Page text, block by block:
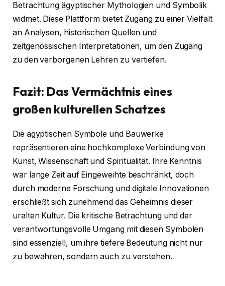
Betrachtung ägyptischer Mythologien und Symbolik
widmet. Diese Plattform bietet Zugang zu einer Vielfalt
an Analysen, historischen Quellen und
zeitgenössischen Interpretationen, um den Zugang
zu den verborgenen Lehren zu vertiefen.
Fazit: Das Vermächtnis eines
großen kulturellen Schatzes
Die ägyptischen Symbole und Bauwerke
repräsentieren eine hochkomplexe Verbindung von
Kunst, Wissenschaft und Spiritualität. Ihre Kenntnis
war lange Zeit auf Eingeweihte beschränkt, doch
durch moderne Forschung und digitale Innovationen
erschließt sich zunehmend das Geheimnis dieser
uralten Kultur. Die kritische Betrachtung und der
verantwortungsvolle Umgang mit diesen Symbolen
sind essenziell, um ihre tiefere Bedeutung nicht nur
zu bewahren, sondern auch zu verstehen.